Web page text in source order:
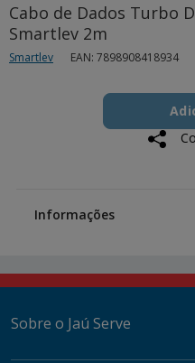
Cabo de Dados Turbo
Smartlev 2m
Smartlev EAN: 7898908418934
to
cart
Product
Actions
Information
Informações
Sobre o Jaú Serve